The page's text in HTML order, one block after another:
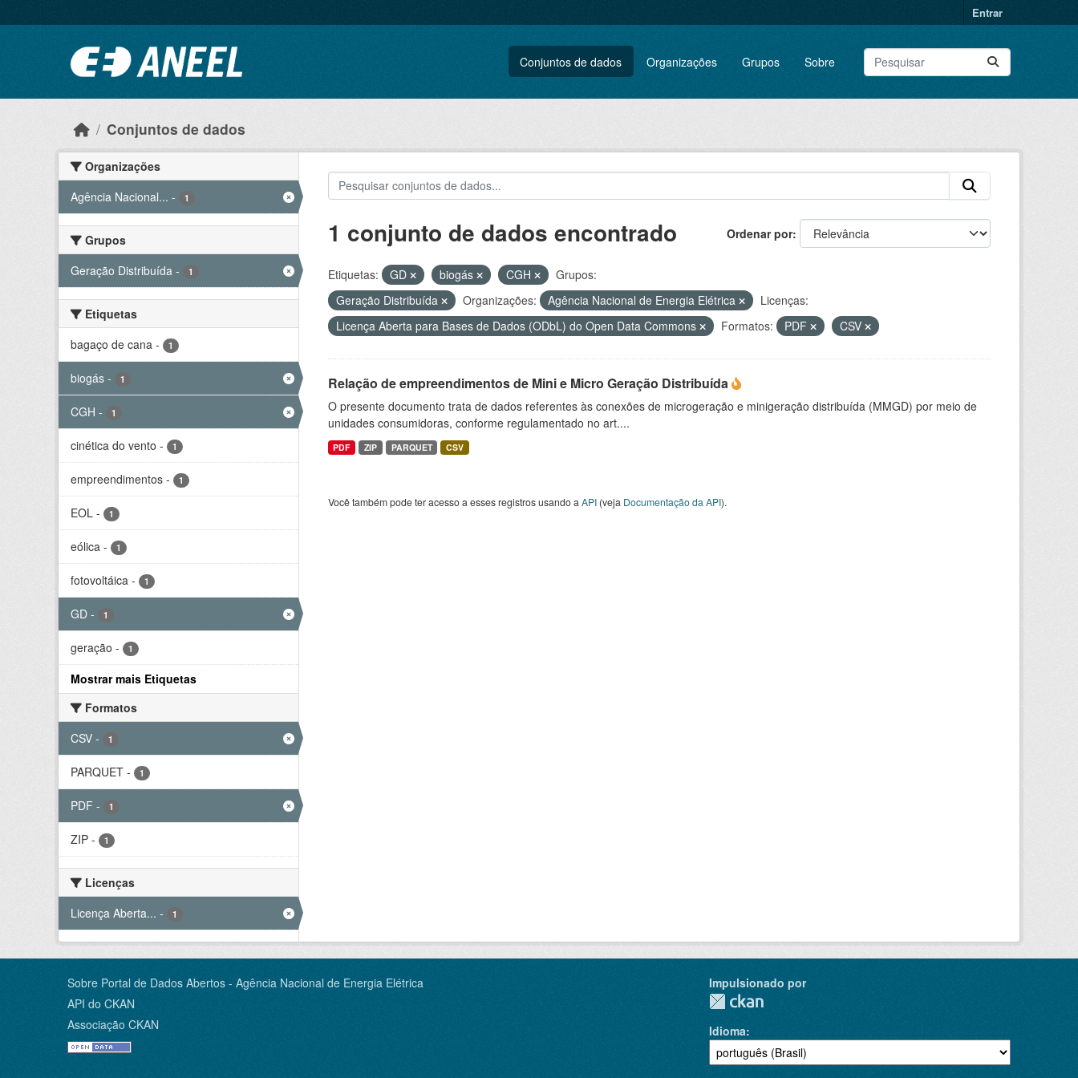
Entrar
Conjuntos de dados Organizações Grupos Sobre
Conjuntos de dados
Organizações
Agência Nacional... - 1
Grupos
Geração Distribuída - 1
Etiquetas
bagaço de cana - 1
biogás - 1
CGH - 1
cinética do vento - 1
empreendimentos - 1
EOL - 1
eólica - 1
fotovoltáica - 1
GD - 1
geração - 1
Mostrar mais Etiquetas
Formatos
CSV - 1
PARQUET - 1
PDF - 1
ZIP - 1
Licenças
Licença Aberta... - 1
Ordenar por
1 conjunto de dados encontrado
Etiquetas: GD biogás CGH
Grupos:
Geração Distribuída
Organizações: Agência Nacional de Energia Elétrica
Licenças:
Licença Aberta para Bases de Dados (ODbL) do Open Data Commons
Formatos: PDF CSV
Relação de empreendimentos de Mini e Micro Geração Distribuída
O presente documento trata de dados referentes às conexões de microgeração e minigeração distribuída (MMGD) por meio de
unidades consumidoras, conforme regulamentado no art....
PDF ZIP PARQUET CSV
Você também pode ter acesso a esses registros usando a API(veja Documentação da API).
Sobre Portal de Dados Abertos - Agência Nacional de Energia Elétrica
API do CKAN
Associação CKAN
Impulsionado por
Idioma